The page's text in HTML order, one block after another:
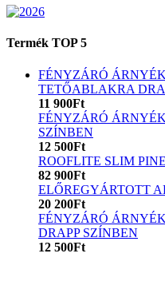
Termék TOP 5
FÉNYZÁRÓ
TETŐABLAKRA
11 900Ft
FÉNYZÁRÓ
SZÍNBEN
12 500Ft
ROOFLITE SLIM
82 900Ft
ELŐREGYÁRTOTT
20 200Ft
FÉNYZÁRÓ
DRAPP SZÍNBEN
12 500Ft